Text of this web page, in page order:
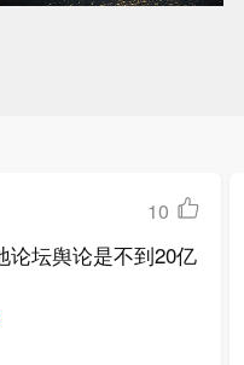
10
论坛舆论是不到20亿